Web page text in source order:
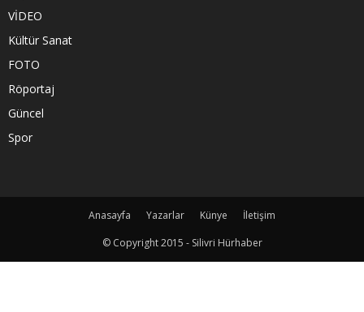
VİDEO
Kültür Sanat
FOTO
Röportaj
Güncel
Spor
Anasayfa Yazarlar Künye
İletişim
© Copyright 2015 - Silivri Hürhaber